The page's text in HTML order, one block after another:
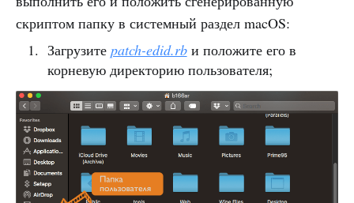
скриптом папку в системный раздел macOS:
Загрузите patch-edid.rb и положите его в
корневую директорию пользователя;